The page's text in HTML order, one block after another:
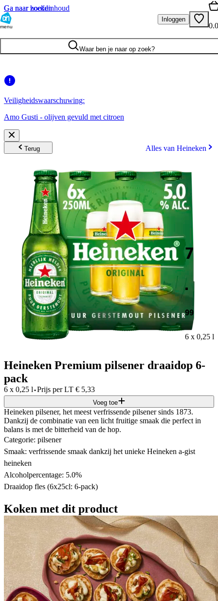
Ga naar hoofdinhoud
Ga naar zoeken
menu
Inloggen
Waar ben je naar op zoek?
Veiligheidswaarschuwing:
Amo Gusti - olijven gevuld met citroen
Terug Alles van Heineken
7
.
99
6 x 0,25 l
Heineken Premium pilsener draaidop 6-
pack
6 x 0,25 l·Prijs per LT € 5,33
Voeg toe
Heineken pilsener, het meest verfrissende pilsener sinds 1873.
Dankzij de combinatie van een licht fruitige smaak die perfect in
balans is met de bitterheid van de hop.
Categorie: pilsener
Smaak: verfrissende smaak dankzij het unieke Heineken a-gist
heineken
Alcoholpercentage: 5.0%
Draaidop fles (6x25cl: 6-pack)
Koken met dit product